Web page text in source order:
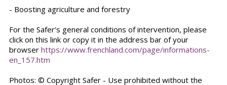
- Boosting agriculture and forestry
For the Safer’s general conditions of intervention, please
click on this link or copy it in the address bar of your
browser https://www.frenchland.com/page/informations-
en_157.htm
Photos: © Copyright Safer - Use prohibited without the